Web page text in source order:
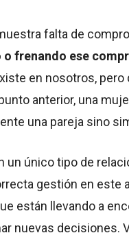
falta de
frenando ese
en nosotros,
anterior, una
una pareja sino
un único tipo de
gestión en
están llevando a
nuevas decisiones.